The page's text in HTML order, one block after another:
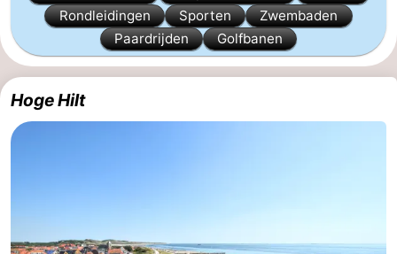
Strand
Overnachten
Appartementen
Bed
(&
Campings
Rondleidingen
Sporten
Zwembaden
Paardrijden
Golfbanen
Hoge Hilt